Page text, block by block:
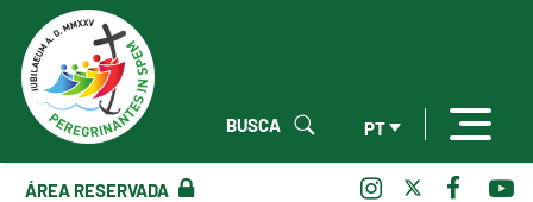
PT
BUSCA
ÁREA RESERVADA